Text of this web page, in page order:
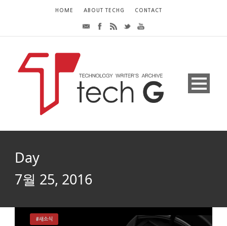
HOME ABOUT TECHG CONTACT
Day
7월 25, 2016
#새소식